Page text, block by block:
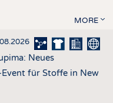
MORE
Neues
für Stoffe in New